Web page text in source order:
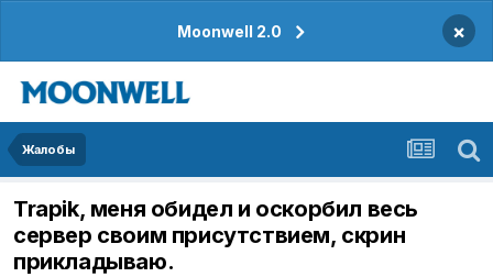
Moonwell 2.0 ×
Жалобы
Trapik, меня обидел и оскорбил весь
сервер своим присутствием, скрин
прикладываю.